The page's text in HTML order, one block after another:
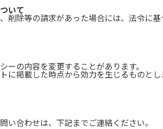
いて
削除等の請求があった場合には、法令に基
ーの内容を変更することがあります。
に掲載した時点から効力を生じるものとし
い合わせは、下記までご連絡ください。